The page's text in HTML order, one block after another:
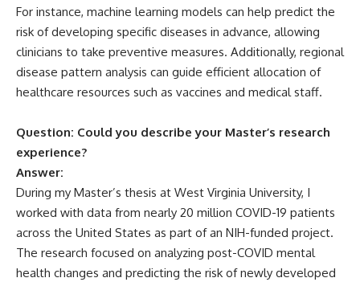
For instance, machine learning models can help predict the
risk of developing specific diseases in advance, allowing
clinicians to take preventive measures. Additionally, regional
disease pattern analysis can guide efficient allocation of
healthcare resources such as vaccines and medical staff.
Question: Could you describe your Master’s research
experience?
Answer:
During my Master’s thesis at West Virginia University, I
worked with data from nearly 20 million COVID-19 patients
across the United States as part of an NIH-funded project.
The research focused on analyzing post-COVID mental
health changes and predicting the risk of newly developed